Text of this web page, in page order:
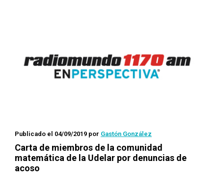
Publicado el 04/09/2019 por Gastón González
Carta de miembros de la comunidad
matemática de la Udelar por denuncias de
acoso